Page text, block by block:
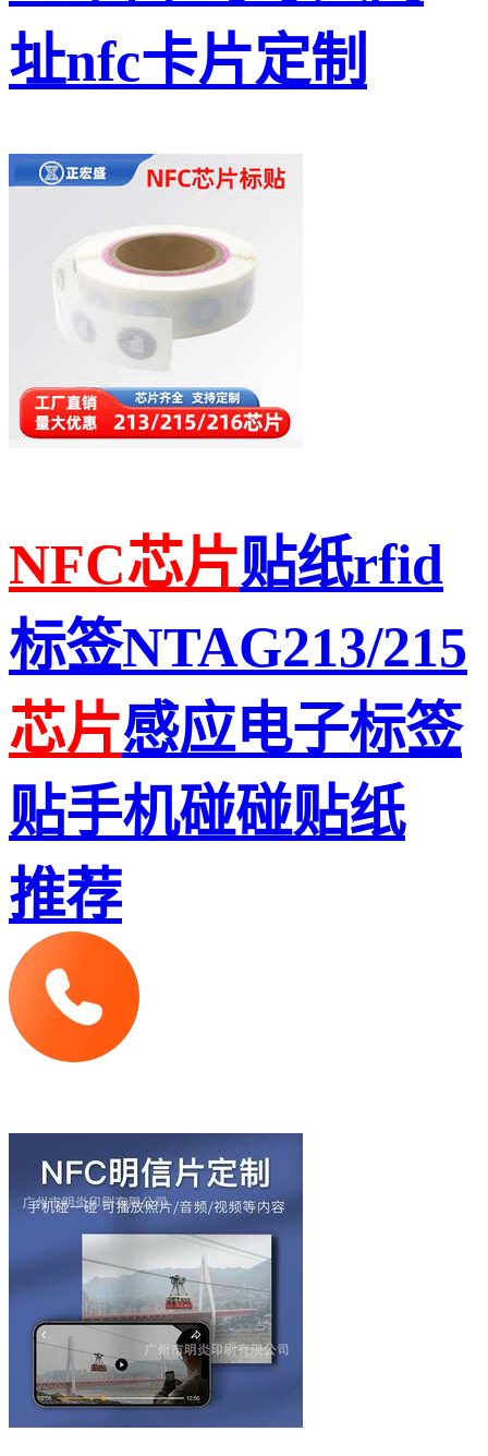
址nfc卡片定制
NFC芯片贴纸rfid
标签NTAG213/215
芯片感应电子标签
贴手机碰碰贴纸
推荐